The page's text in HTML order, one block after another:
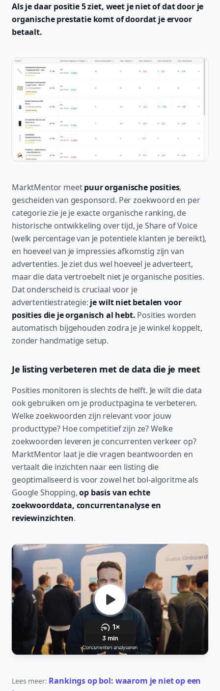
Als je daar positie 5 ziet, weet je niet of dat door je
organische prestatie komt of doordat je ervoor
betaalt.
MarktMentor meetpuur organische posities,
gescheiden van gesponsord. Per zoekwoord en per
categorie zie je je exacte organische ranking, de
historische ontwikkeling over tijd, je Share of Voice
(welk percentage van je potentiele klanten je bereikt),
en hoeveel van je impressies afkomstig zijn van
advertenties. Je ziet dus wel hoeveel je adverteert,
maar die data vertroebelt niet je organische posities.
Dat onderscheid is cruciaal voor je
advertentiestrategie: je wilt niet betalen voor
posities die je organisch al hebt. Posities worden
automatisch bijgehouden zodra je je winkel koppelt,
zonder handmatige setup.
Je listing verbeteren met de data die je meet
Posities monitoren is slechts de helft. Je wilt die data
ook gebruiken om je productpagina te verbeteren.
Welke zoekwoorden zijn relevant voor jouw
producttype? Hoe competitief zijn ze? Welke
zoekwoorden leveren je concurrenten verkeer op?
MarktMentor laat je die vragen beantwoorden en
vertaalt die inzichten naar een listing die
geoptimaliseerd is voor zowel het bol-algoritme als
Google Shopping,op basis van echte
zoekwoorddata, concurrentanalyse en
reviewinzichten.
Lees meer: Rankings op bol: waarom je niet op een